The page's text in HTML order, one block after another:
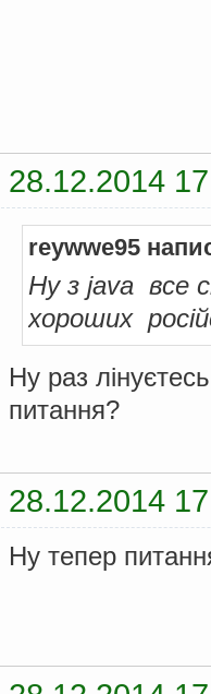
28.12.2014
reywwe95
Ну з java все
хороших
Ну раз
питання?
28.12.2014
Ну тепер